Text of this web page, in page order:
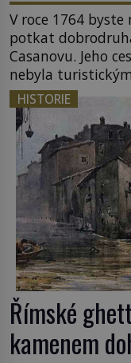
V roce 1764
potkat
Casanovu. Jeho
nebyla
cestou se
sledoval, když se
lotyšské Rigy?
tamní zednářské
nováčkem,
HISTORIE
Římské
kamenem